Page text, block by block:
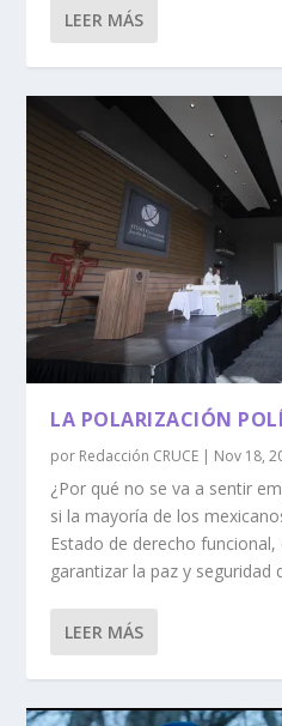
LEER MÁS
LA POLARIZACIÓN
por Redacción CRUCE | Nov 18,
¿Por qué no se va a sentir
si la mayoría de los
Estado de derecho funcional,
garantizar la paz y seguridad
LEER MÁS